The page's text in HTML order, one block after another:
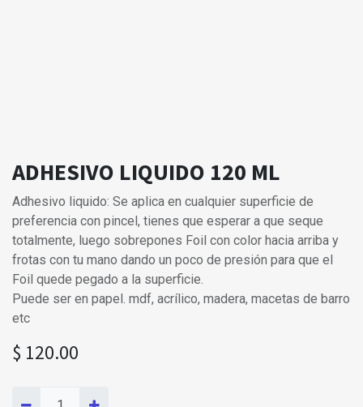
ADHESIVO LIQUIDO 120 ML
Adhesivo liquido: Se aplica en cualquier superficie de
preferencia con pincel, tienes que esperar a que seque
totalmente, luego sobrepones Foil con color hacia arriba y
frotas con tu mano dando un poco de presión para que el
Foil quede pegado a la superficie.
Puede ser en papel. mdf, acrílico, madera, macetas de barro
etc
$ 120.00